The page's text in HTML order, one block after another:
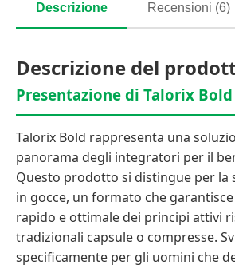
Descrizione Recensioni (6)
Descrizione del
Presentazione di Talorix Bold
Talorix Bold rappresenta una
panorama degli integratori per il
Questo prodotto si distingue per la
in gocce, un formato che
rapido e ottimale dei principi attivi
tradizionali capsule o compresse.
specificamente per gli uomini che